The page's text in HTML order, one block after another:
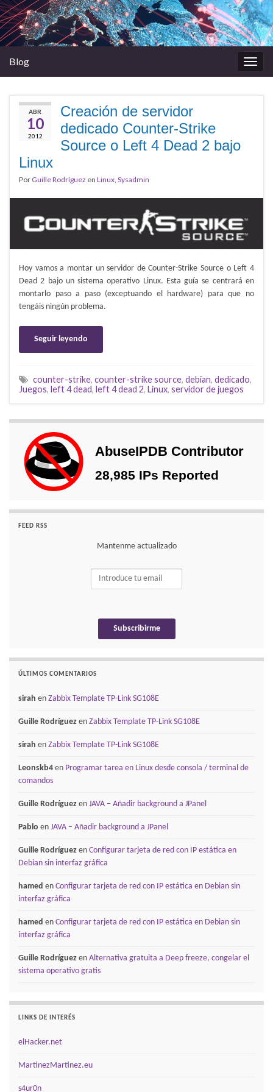
la
Blog
ABR
10
2012
Creación de servidor
dedicado Counter-Strike
Source o Left 4 Dead 2 bajo
Linux
Por Guille Rodríguez en Linux Sysadmin
Hoy vamos a montar un servidor de Counter-Strike Source o Left 4
Dead 2 bajo un sistema operativo Linux. Esta guía se centrará en
montarlo paso a paso (exceptuando el hardware) para que no
tengáis ningún problema.
Seguir leyendo
counter-strike, counter-strike source, debian, dedicado,
Juegos, left 4 dead, left 4 dead 2, Linux, servidor de juegos
FEED RSS
Mantenme actualizado
ÚLTIMOS COMENTARIOS
sirah en Zabbix Template TP-Link SG108E
Guille Rodríguez en Zabbix Template TP-Link SG108E
sirah en Zabbix Template TP-Link SG108E
Leonskb4 en Programar tarea en Linux desde consola / terminal de
comandos
Guille Rodríguez en JAVA – Añadir background a JPanel
Pablo en JAVA – Añadir background a JPanel
Guille Rodríguez en Configurar tarjeta de red con IP estática en
Debian sin interfaz gráfica
hamed en Configurar tarjeta de red con IP estática en Debian sin
interfaz gráfica
hamed en Configurar tarjeta de red con IP estática en Debian sin
interfaz gráfica
Guille Rodríguez en Alternativa gratuita a Deep freeze, congelar el
sistema operativo gratis
LINKS DE INTERÉS
elHacker.net
MartinezMartinez.eu
s4ur0n